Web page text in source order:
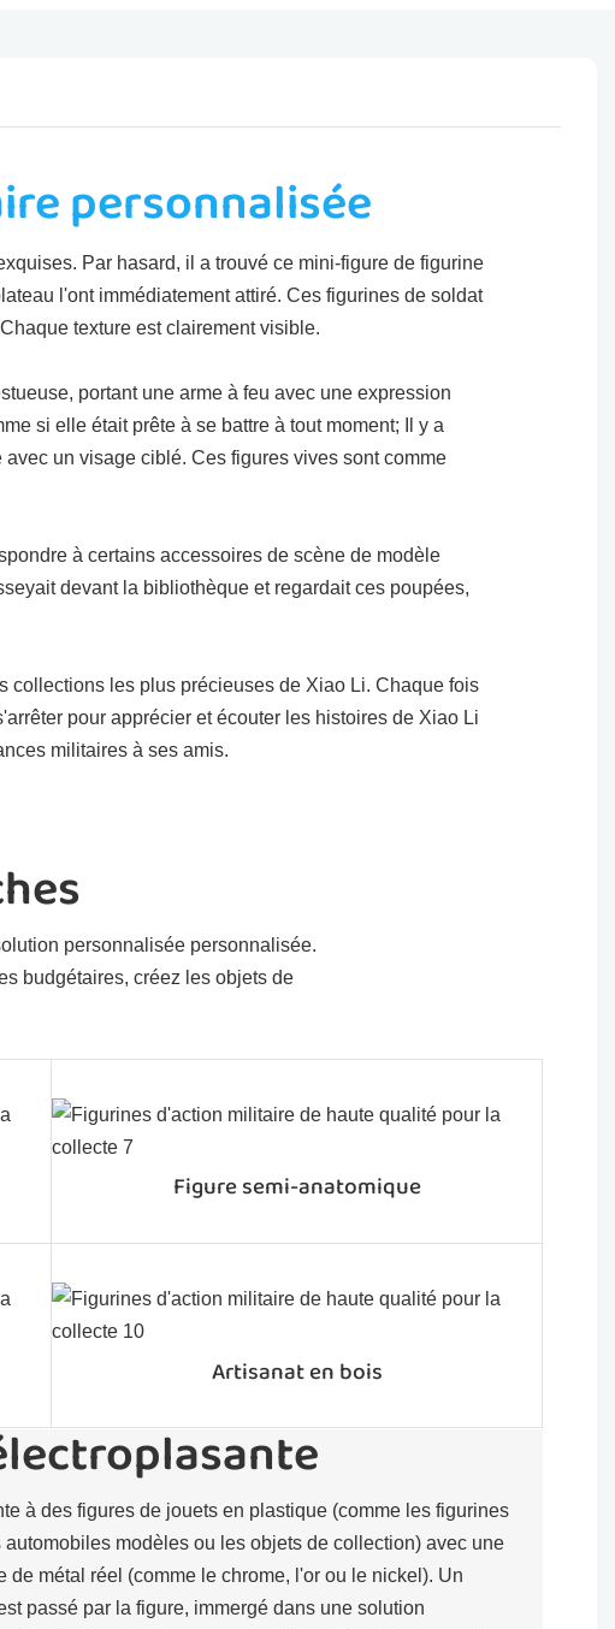
personnalisée
Par hasard, il a trouvé ce mini-figure de figurine
l'ont immédiatement attiré. Ces figurines de soldat
texture est clairement visible.
portant une arme à feu avec une expression
si elle était prête à se battre à tout moment; Il y a
un visage ciblé. Ces figures vives sont comme
à certains accessoires de scène de modèle
devant la bibliothèque et regardait ces poupées,
collections les plus précieuses de Xiao Li. Chaque fois
pour apprécier et écouter les histoires de Xiao Li
militaires à ses amis.
personnalisée personnalisée.
budgétaires, créez les objets de
Figure semi-anatomique
Artisanat en bois
à des figures de jouets en plastique (comme les figurines
modèles ou les objets de collection) avec une
de métal réel (comme le chrome, l'or ou le nickel). Un
passé par la figure, immergé dans une solution